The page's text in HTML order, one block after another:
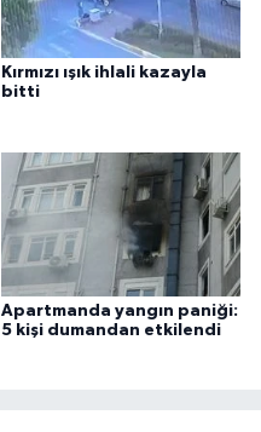
Kırmızı ışık ihlali kazayla
bitti
Apartmanda yangın paniği:
5 kişi dumandan etkilendi